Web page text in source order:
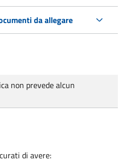
da allegare
non prevede alcun
di avere: